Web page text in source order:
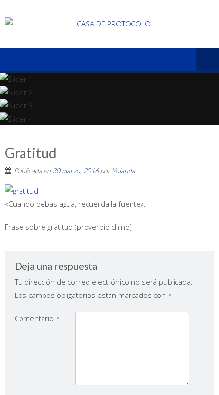
Gratitud
Publicada en 30 marzo, 2016por Yolanda
«Cuando bebas agua, recuerda la fuente».
Frase sobre gratitud (proverbio chino)
Deja una respuesta
Tu dirección de correo electrónico no será publicada.
Los campos obligatorios están marcados con *
Comentario *